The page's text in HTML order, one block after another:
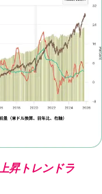
昇トレンドラ